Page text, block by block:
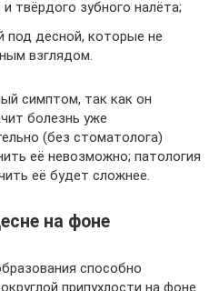
твёрдого зубного налёта;
под десной, которые не
взглядом.
симптом, так как он
болезнь уже
(без стоматолога)
её невозможно; патология
её будет сложнее.
на фоне
способно
припухлости на фоне